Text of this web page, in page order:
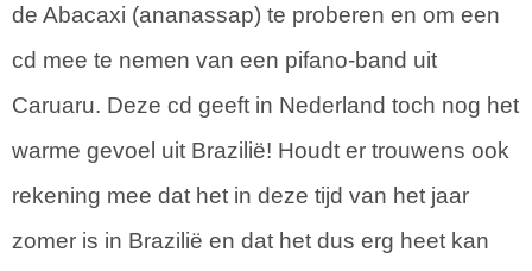
de Abacaxi (ananassap) te proberen en om een
cd mee te nemen van een pifano-band uit
Caruaru. Deze cd geeft in Nederland toch nog het
warme gevoel uit Brazilië! Houdt er trouwens ook
rekening mee dat het in deze tijd van het jaar
zomer is in Brazilië en dat het dus erg heet kan